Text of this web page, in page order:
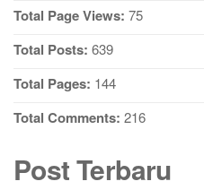
Total Page Views: 75
Total Posts: 639
Total Pages: 144
Total Comments: 216
Post Terbaru